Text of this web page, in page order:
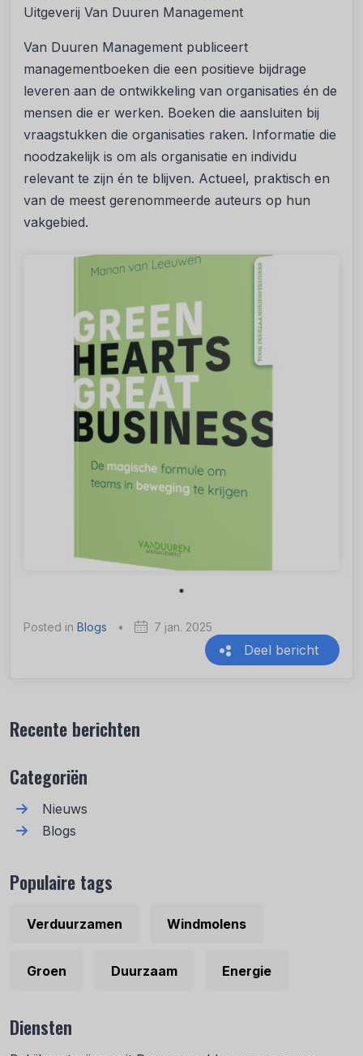
Uitgeverij Van Duuren Management
Van Duuren Management publiceert
managementboeken die een positieve bijdrage
leveren aan de ontwikkeling van organisaties én de
mensen die er werken. Boeken die aansluiten bij
vraagstukken die organisaties raken. Informatie die
noodzakelijk is om als organisatie en individu
relevant te zijn én te blijven. Actueel, praktisch en
van de meest gerenommeerde auteurs op hun
vakgebied.
Posted in Blogs • 7 jan. 2025
Deel bericht
Recente berichten
Categoriën
Nieuws
Blogs
Populaire tags
Verduurzamen Windmolens
Groen Duurzaam Energie
Diensten